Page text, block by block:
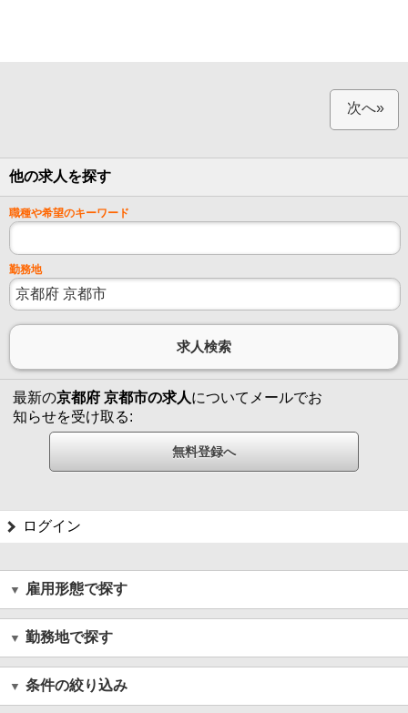
次へ»
他の求人を探す
職種や希望のキーワード
勤務地
最新の京都府 京都市の求人についてメールでお
知らせを受け取る:
ログイン
雇用形態で探す
勤務地で探す
条件の絞り込み